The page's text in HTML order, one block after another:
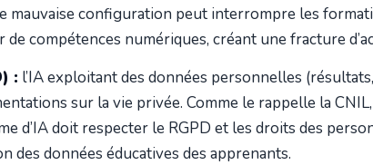
mauvaise configuration peut interrompre les
compétences numériques, créant une fracture
: l’IA exploitant des données personnelles
sur la vie privée. Comme le rappelle la
d’IA doit respecter le RGPD et les droits des
des données éducatives des apprenants.